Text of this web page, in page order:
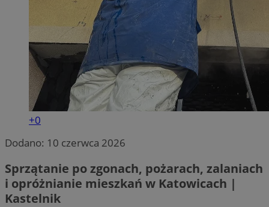
+0
Dodano: 10 czerwca 2026
Sprzątanie po zgonach, pożarach, zalaniach
i opróżnianie mieszkań w Katowicach |
Kastelnik